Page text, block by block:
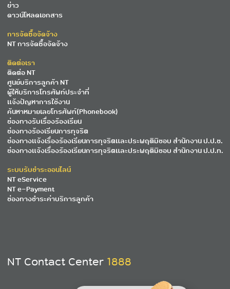
ข่าว
ดาวน์โหลดเอกสาร
การจัดซื้อจัดจ้าง
NT การจัดซื้อจัดจ้าง
ติดต่อเรา
ติดต่อ NT
ศูนย์บริการลูกค้า NT
ผู้ให้บริการโทรศัพท์ประจำที่
แจ้งปัญหาการใช้งาน
ค้นหาหมายเลขโทรศัพท์(Phonebook)
ช่องทางรับเรื่องร้องเรียน
ช่องทางร้องเรียนการทุจริต
ช่องทางแจ้งเรื่องร้องเรียนการทุจริตและประพฤติมิชอบ สำนักงาน ป.ป.ช.
ช่องทางแจ้งเรื่องร้องเรียนการทุจริตและประพฤติมิชอบ สำนักงาน ป.ป.ท.
ระบบรับชำระออนไลน์
NT eService
NT e-Payment
ช่องทางชำระค่าบริการลูกค้า
NT Contact Center 1888